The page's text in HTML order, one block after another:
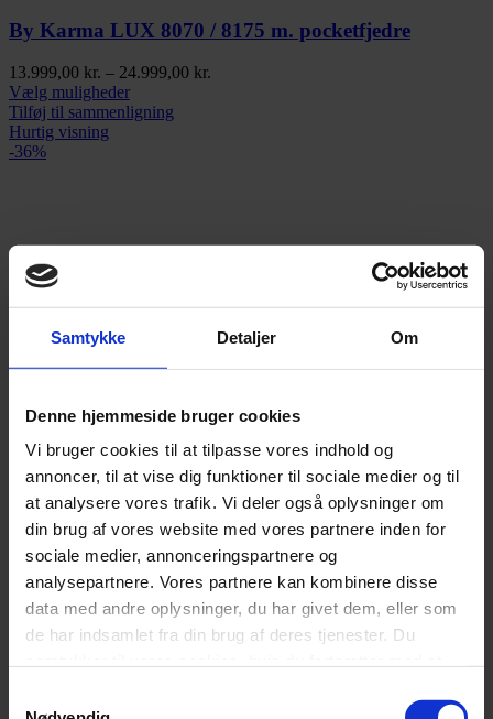
Samtykke Detaljer Om
Denne hjemmeside bruger cookies
Vi bruger cookies til at tilpasse vores indhold og
annoncer, til at vise dig funktioner til sociale medier og til
at analysere vores trafik. Vi deler også oplysninger om
din brug af vores website med vores partnere inden for
sociale medier, annonceringspartnere og
analysepartnere. Vores partnere kan kombinere disse
data med andre oplysninger, du har givet dem, eller som
de har indsamlet fra din brug af deres tjenester. Du
By Karma LUX 8070 / 8175 m. pocketfjedre
13.999,00 kr. – 24.999,00 kr.
Vælg mulighederDette
vare
på
Tilføj til sammenligning
Hurtig visning
-36%